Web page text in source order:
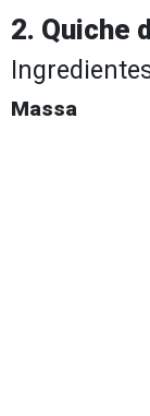
2. Quiche
Massa